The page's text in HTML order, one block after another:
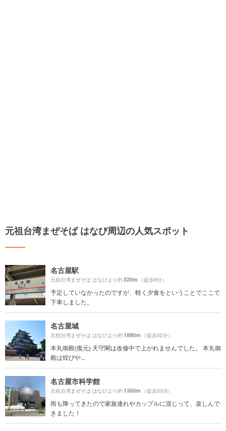
元祖台湾まぜそば はなび周辺の人気スポット
名古屋駅
元祖台湾まぜそば はなびより約520m （徒歩9分）
予定していなかったのですが、軽く夕食をということでここで
下車しました。
名古屋城
元祖台湾まぜそば はなびより約1890m （徒歩32分）
本丸御殿(復元) 天守閣は改修中で上がれませんでした。 本丸御
殿は煌びや...
名古屋市科学館
元祖台湾まぜそば はなびより約1350m （徒歩23分）
雨も降ってきたので家族連れやカップルに混じって、楽しんで
きました！